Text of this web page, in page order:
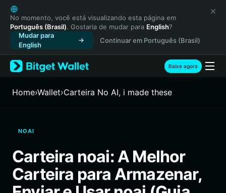
English
日本語
Tiếng Việt
Русский
Español (Latinoamérica)
Türkçe
Français
繁體中文
Bahasa Indonesia
ภาษาไทย
हिन्दी
No momento, você está visualizando esta página em
Português (Brasil). Gostaria de mudar para English?
Mudar para
English
Continuar em Português (Brasil)
Baixe agora
Home›Wallet›Carteira No AI, i made these
NOAI
Carteira noai: A Melhor
Carteira para Armazenar,